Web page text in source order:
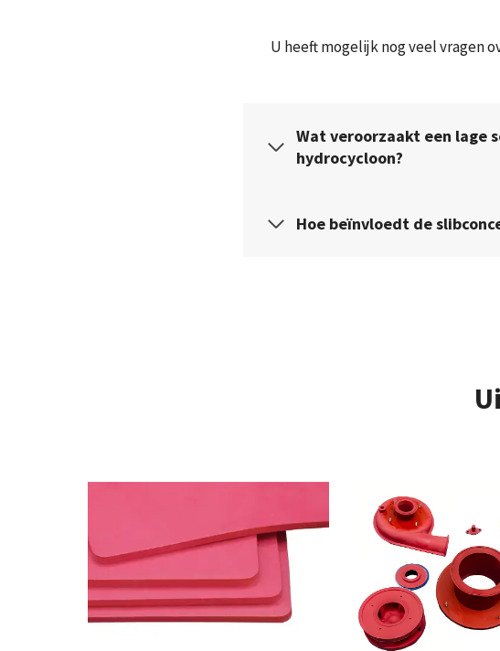
U heeft mogelijk nog veel vragen
Wat veroorzaakt een lage
hydrocycloon?
Hoe beïnvloedt de